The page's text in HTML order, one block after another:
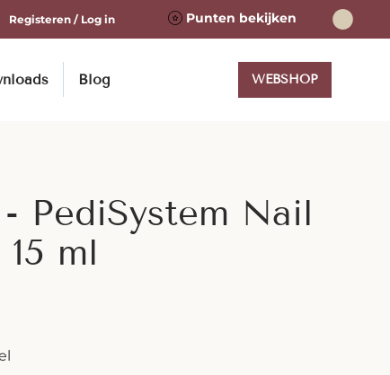
Punten bekijken
Registeren / Log in
Blog WEBSHOP
PediSystem Nail
ml